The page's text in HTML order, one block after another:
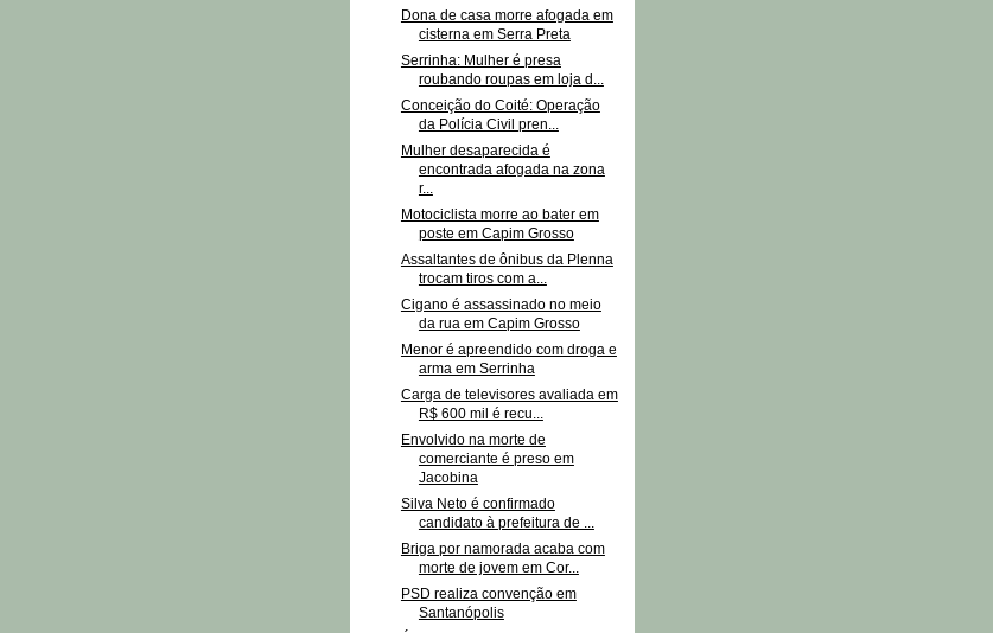
Dona de casa morre afogada em
cisterna em Serra Preta
Serrinha: Mulher é presa
roubando roupas em loja d...
Conceição do Coité: Operação
da Polícia Civil pren...
Mulher desaparecida é
encontrada afogada na zona
r...
Motociclista morre ao bater em
poste em Capim Grosso
Assaltantes de ônibus da Plenna
trocam tiros com a...
Cigano é assassinado no meio
da rua em Capim Grosso
Menor é apreendido com droga e
arma em Serrinha
Carga de televisores avaliada em
R$ 600 mil é recu...
Envolvido na morte de
comerciante é preso em
Jacobina
Silva Neto é confirmado
candidato à prefeitura de ...
Briga por namorada acaba com
morte de jovem em Cor...
PSD realiza convenção em
Santanópolis